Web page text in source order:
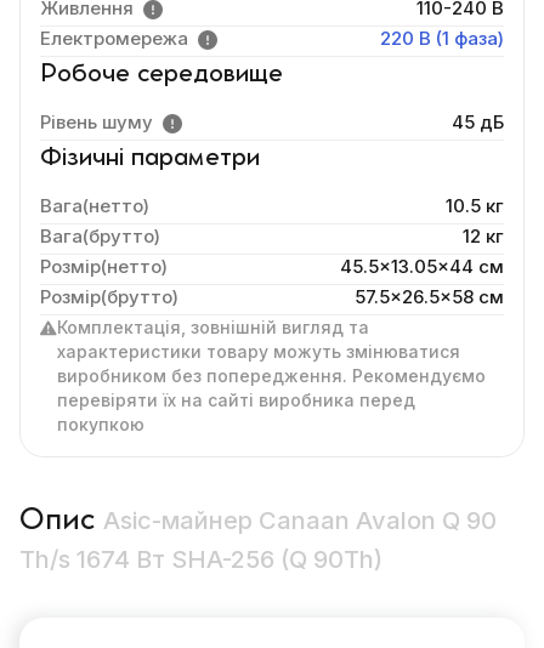
Живлення
110-240 В
Електромережа
220 В (1 фаза)
Робоче середовище
Рівень шуму 45 дБ
Фізичні параметри
Вага(нетто)
10.5 кг
Вага(брутто)
12 кг
Розмір(нетто)
45.5x13.05x44 cм
Розмір(брутто)
57.5x26.5x58 см
Комплектація, зовнішній вигляд та
характеристики товару можуть змінюватися
виробником без попередження. Рекомендуємо
перевіряти їх на сайті виробника перед
покупкою
Опис Asic-майнер Canaan Avalon Q 90
Th/s 1674 Вт SHA-256 (Q 90Th)